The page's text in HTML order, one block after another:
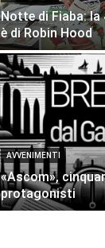
Notte di Fiaba: la
è di Robin Hood
AVVENIMENTI
«Ascom»,
protagonisti